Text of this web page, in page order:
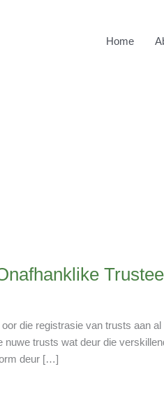
Home
die registrasie van trusts aan
trusts wat deur die
deur […]